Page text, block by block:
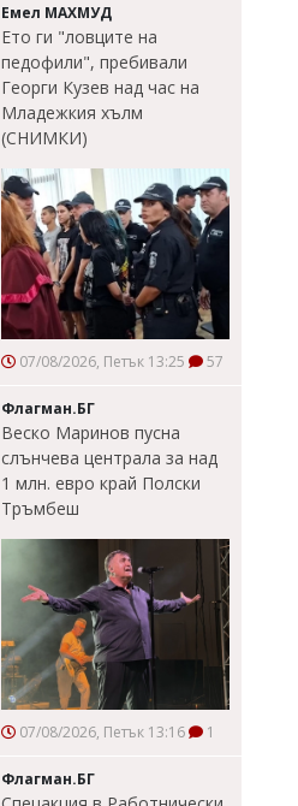
Емел МАХМУД
Ето ги "ловците на
педофили", пребивали
Георги Кузев над час на
Младежкия хълм
(СНИМКИ)
07/08/2026, Петък 13:25 57
Флагман.БГ
Веско Маринов пусна
слънчева централа за над
1 млн. евро край Полски
Тръмбеш
07/08/2026, Петък 13:16 1
Флагман.БГ